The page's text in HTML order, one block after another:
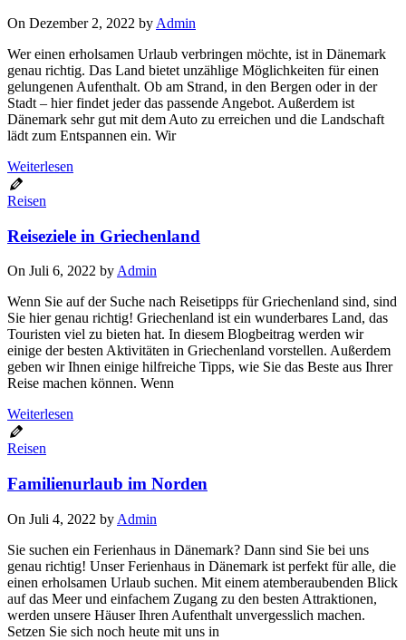
On Dezember 2, 2022 by Admin
Wer einen erholsamen Urlaub verbringen möchte, ist in Dänemark
genau richtig. Das Land bietet unzählige Möglichkeiten für einen
gelungenen Aufenthalt. Ob am Strand, in den Bergen oder in der
Stadt – hier findet jeder das passende Angebot. Außerdem ist
Dänemark sehr gut mit dem Auto zu erreichen und die Landschaft
lädt zum Entspannen ein. Wir
Weiterlesen
Reisen
Reiseziele in Griechenland
On Juli 6, 2022 by Admin
Wenn Sie auf der Suche nach Reisetipps für Griechenland sind, sind
Sie hier genau richtig! Griechenland ist ein wunderbares Land, das
Touristen viel zu bieten hat. In diesem Blogbeitrag werden wir
einige der besten Aktivitäten in Griechenland vorstellen. Außerdem
geben wir Ihnen einige hilfreiche Tipps, wie Sie das Beste aus Ihrer
Reise machen können. Wenn
Weiterlesen
Reisen
Familienurlaub im Norden
On Juli 4, 2022 by Admin
Sie suchen ein Ferienhaus in Dänemark? Dann sind Sie bei uns
genau richtig! Unser Ferienhaus in Dänemark ist perfekt für alle, die
einen erholsamen Urlaub suchen. Mit einem atemberaubenden Blick
auf das Meer und einfachem Zugang zu den besten Attraktionen,
werden unsere Häuser Ihren Aufenthalt unvergesslich machen.
Setzen Sie sich noch heute mit uns in